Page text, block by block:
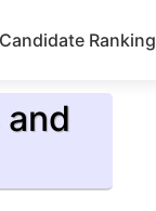
Ranking